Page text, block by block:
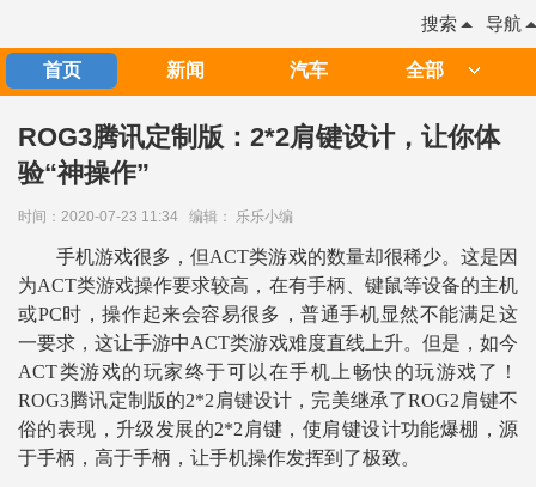
导航
搜索
首页 新闻 汽车 全部
ROG3腾讯定制版：2*2肩键设计，让你体
验“神操作”
时间：2020-07-23 11:34 编辑： 乐乐小编
手机游戏很多，但ACT类游戏的数量却很稀少。这是因
为ACT类游戏操作要求较高，在有手柄、键鼠等设备的主机
或PC时，操作起来会容易很多，普通手机显然不能满足这
一要求，这让手游中ACT类游戏难度直线上升。但是，如今
ACT类游戏的玩家终于可以在手机上畅快的玩游戏了！
ROG3腾讯定制版的2*2肩键设计，完美继承了ROG2肩键不
俗的表现，升级发展的2*2肩键，使肩键设计功能爆棚，源
于手柄，高于手柄，让手机操作发挥到了极致。